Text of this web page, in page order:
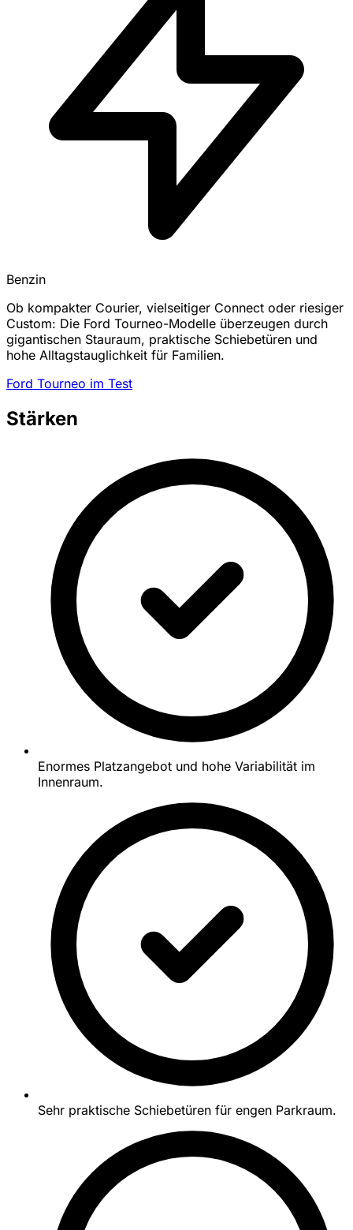
Benzin
Ob kompakter Courier, vielseitiger Connect oder riesiger
Custom: Die Ford Tourneo-Modelle überzeugen durch
gigantischen Stauraum, praktische Schiebetüren und
hohe Alltagstauglichkeit für Familien.
Ford Tourneo im Test
Stärken
Enormes Platzangebot und hohe Variabilität im
Innenraum.
Sehr praktische Schiebetüren für engen Parkraum.